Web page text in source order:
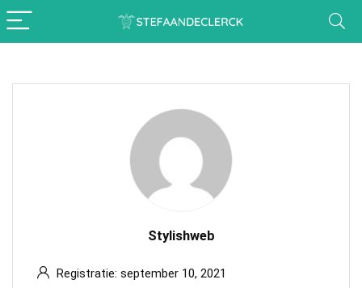
Stylishweb
Registratie: september 10, 2021